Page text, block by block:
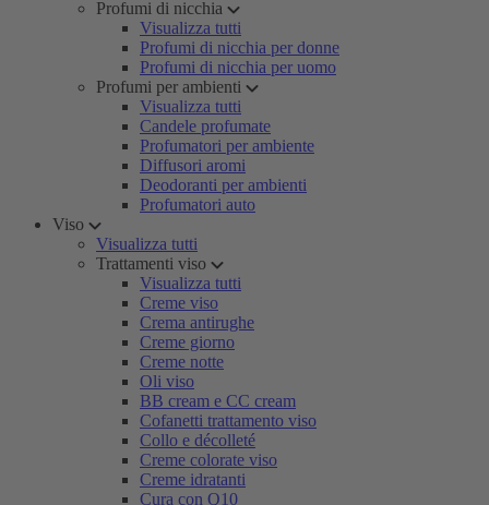
Profumi di nicchia
Visualizza tutti
Profumi di nicchia per donne
Profumi di nicchia per uomo
Profumi per ambienti
Visualizza tutti
Candele profumate
Profumatori per ambiente
Diffusori aromi
Deodoranti per ambienti
Profumatori auto
Viso
Visualizza tutti
Trattamenti viso
Visualizza tutti
Creme viso
Crema antirughe
Creme giorno
Creme notte
Oli viso
BB cream e CC cream
Cofanetti trattamento viso
Collo e décolleté
Creme colorate viso
Creme idratanti
Cura con Q10